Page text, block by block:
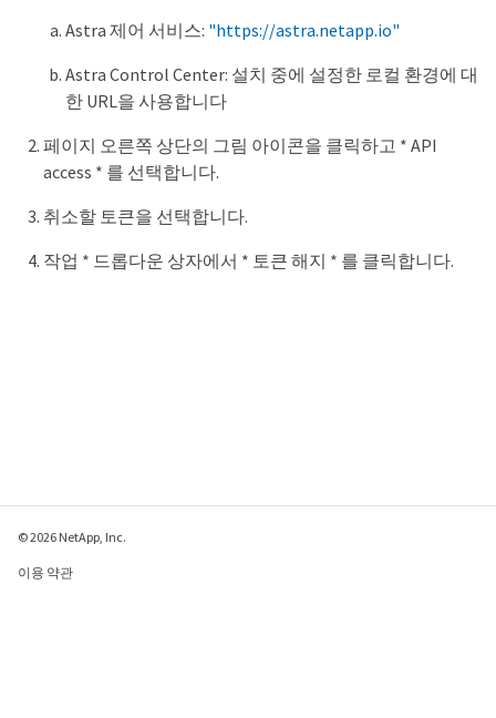
Astra 제어 서비스: "https://astra.netapp.io"
Astra Control Center: 설치 중에 설정한 로컬 환경에 대
한 URL을 사용합니다
페이지 오른쪽 상단의 그림 아이콘을 클릭하고 * API
access * 를 선택합니다.
취소할 토큰을 선택합니다.
작업 * 드롭다운 상자에서 * 토큰 해지 * 를 클릭합니다.
© 2026 NetApp, Inc.
이용 약관